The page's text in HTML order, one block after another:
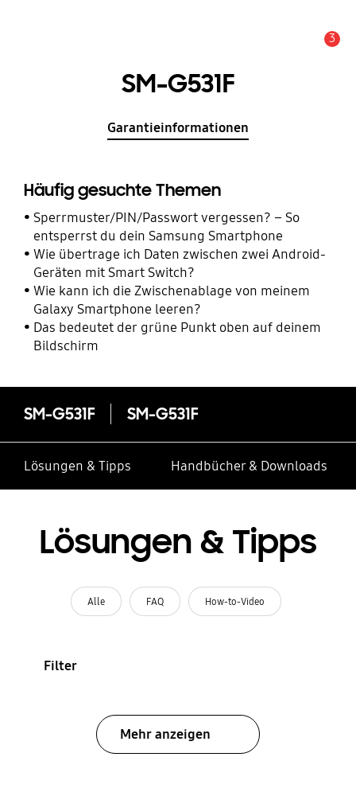
3
SM-G531F
Garantieinformationen
Häufig gesuchte Themen
Sperrmuster/PIN/Passwort vergessen? – So
entsperrst du dein Samsung Smartphone
Wie übertrage ich Daten zwischen zwei Android-
Geräten mit Smart Switch?
Wie kann ich die Zwischenablage von meinem
Galaxy Smartphone leeren?
Das bedeutet der grüne Punkt oben auf deinem
Bildschirm
SM-G531F SM-G531F
Lösungen & Tipps Handbücher & Downloads
Lösungen & Tipps
Alle FAQ How-to-Video
Filter
Mehr anzeigen